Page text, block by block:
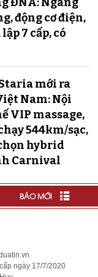
động cơ điện,
7 cấp, có
mới ra
Nam: Nội
VIP massage,
544km/sạc,
hybrid
Carnival
BÁO MỚI
ngày 17/7/2020